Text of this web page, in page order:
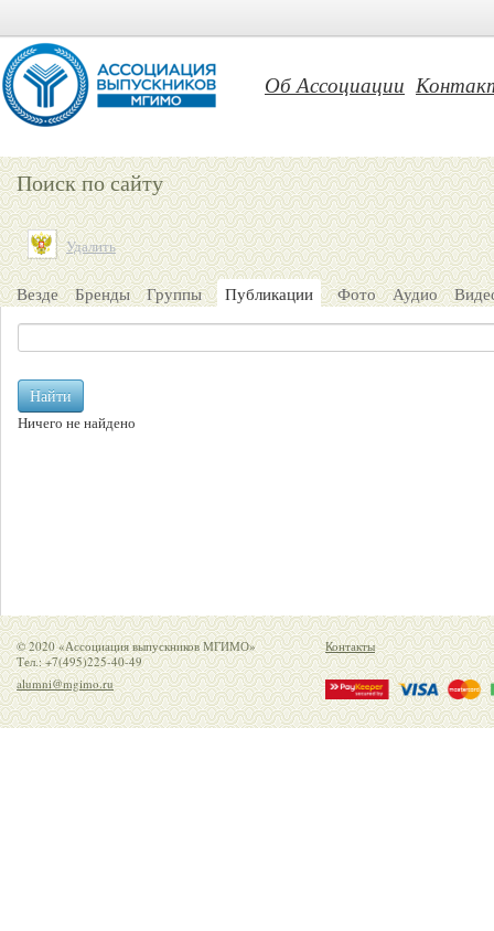
Об Ассоциации
Поиск по сайту
Удалить
Везде Бренды Группы Публикации Фото Аудио
Найти
Ничего не найдено
© 2020 «Ассоциация выпускников МГИМО»
Тел.: +7(495)225-40-49
alumni@mgimo.ru
Контакты